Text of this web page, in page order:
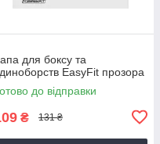
для боксу та
EasyFit прозора
до відправки
₴ 131 ₴